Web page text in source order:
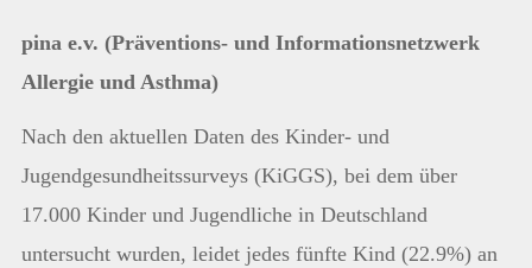
pina e.v. (Präventions- und Informationsnetzwerk
Allergie und Asthma)
Nach den aktuellen Daten des Kinder- und
Jugendgesundheitssurveys (KiGGS), bei dem über
17.000 Kinder und Jugendliche in Deutschland
untersucht wurden, leidet jedes fünfte Kind (22.9%) an